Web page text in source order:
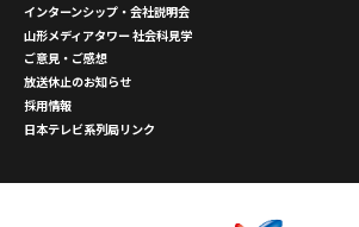
インターンシップ・会社説明会
山形メディアタワー 社会科見学
ご意見・ご感想
放送休止のお知らせ
採用情報
日本テレビ系列局リンク